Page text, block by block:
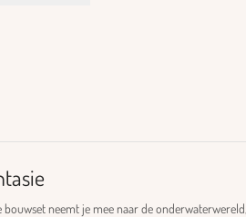
neemt je mee naar de